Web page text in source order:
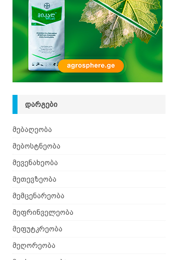
ᲓᲐᲠᲒᲔᲑᲘ
მებაღეობა
მებოსტნეობა
მევენახეობა
მეთევზეობა
მემცენარეობა
მეფრინველეობა
მეფუტკრეობა
მეღორეობა